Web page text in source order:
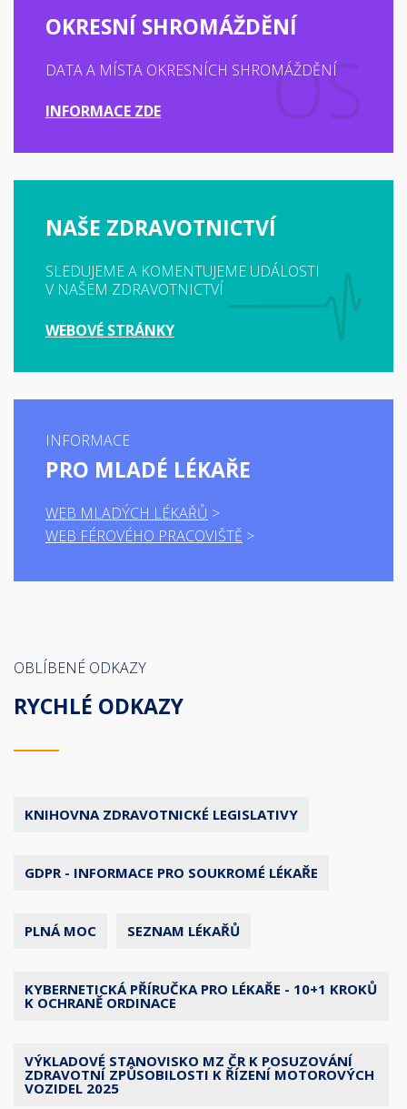
OKRESNÍ SHROMÁŽDĚNÍ
DATA A MÍSTA OKRESNÍCH SHROMÁŽDĚNÍ
INFORMACE ZDE
NAŠE ZDRAVOTNICTVÍ
SLEDUJEME A KOMENTUJEME UDÁLOSTI
V NAŠEM ZDRAVOTNICTVÍ
WEBOVÉ STRÁNKY
INFORMACE
PRO MLADÉ LÉKAŘE
WEB MLADÝCH LÉKAŘŮ
WEB FÉROVÉHO PRACOVIŠTĚ
OBLÍBENÉ ODKAZY
RYCHLÉ ODKAZY
KNIHOVNA ZDRAVOTNICKÉ LEGISLATIVY
GDPR - INFORMACE PRO SOUKROMÉ LÉKAŘE
PLNÁ MOC SEZNAM LÉKAŘŮ
KYBERNETICKÁ PŘÍRUČKA PRO LÉKAŘE - 10+1 KROKŮ
K OCHRANĚ ORDINACE
VÝKLADOVÉ STANOVISKO MZ ČR K POSUZOVÁNÍ
ZDRAVOTNÍ ZPŮSOBILOSTI K ŘÍZENÍ MOTOROVÝCH
VOZIDEL 2025